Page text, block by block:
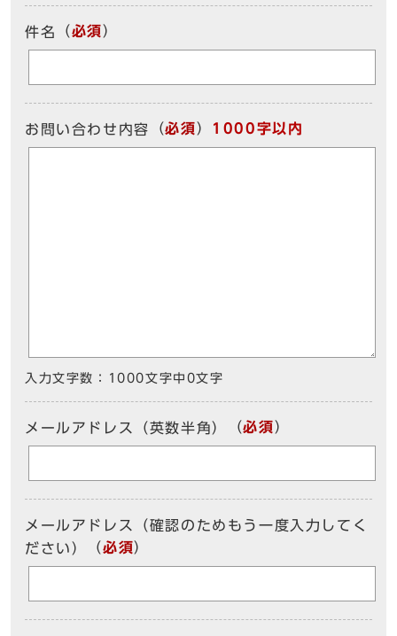
件名 （必須）
お問い合わせ内容 （必須） 1000字以内
入力文字数： 1000文字中 0文字
メールアドレス（英数半角） （必須）
メールアドレス（確認のためもう一度入力してく
ださい）
（必須）